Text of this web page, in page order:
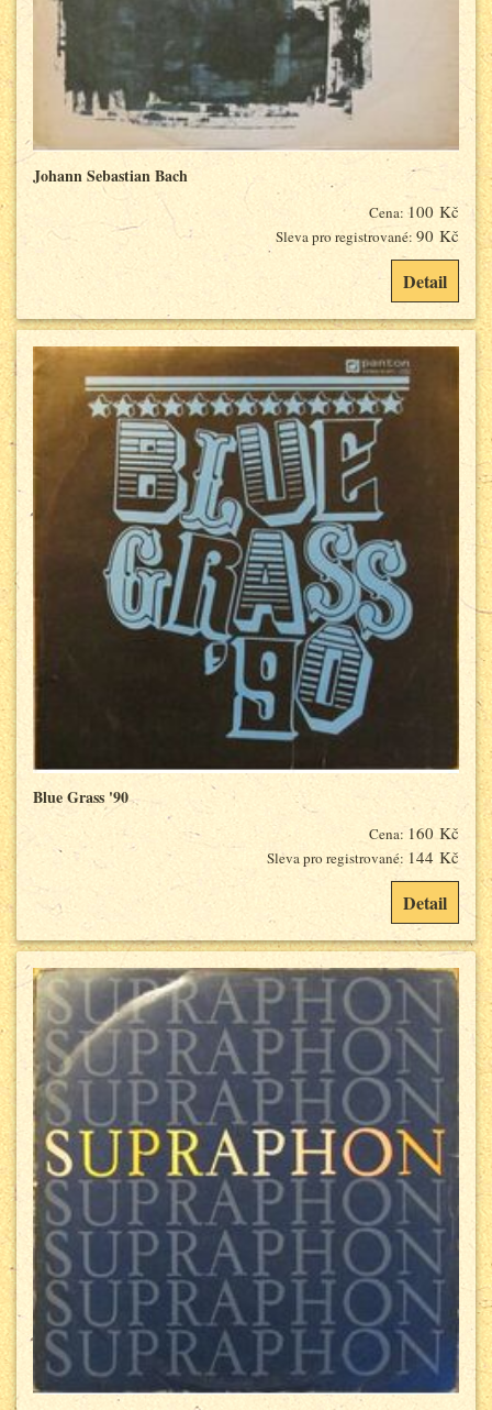
Johann Sebastian Bach
Cena: 100 Kč
Sleva pro registrované: 90 Kč
Detail
Blue Grass '90
Cena: 160 Kč
Sleva pro registrované: 144 Kč
Detail